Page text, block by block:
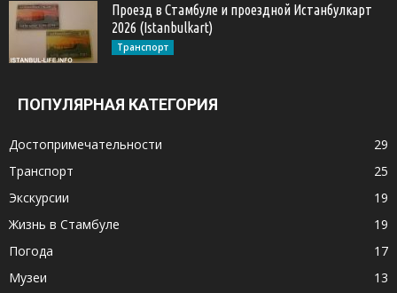
Проезд в Стамбуле и проездной Истанбулкарт
2026 (Istanbulkart)
Транспорт
ПОПУЛЯРНАЯ КАТЕГОРИЯ
Достопримечательности
29
Транспорт
25
Экскурсии
19
Жизнь в Стамбуле
19
Погода
17
Музеи
13